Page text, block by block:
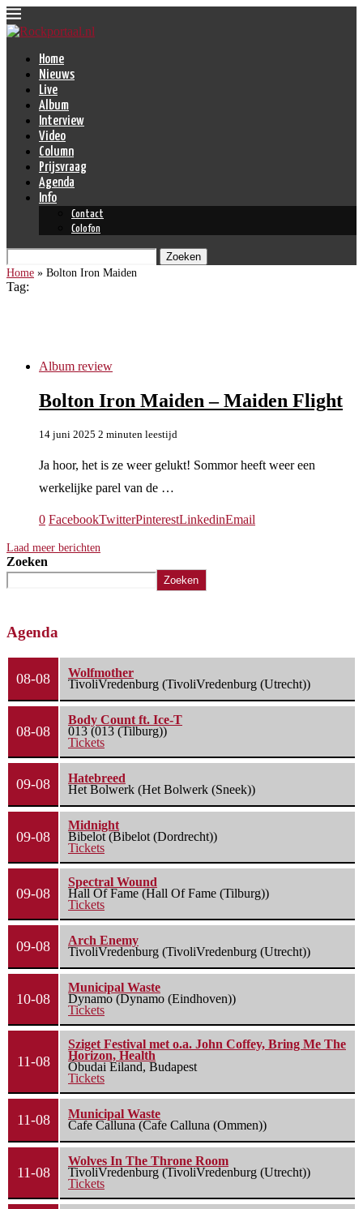
Home
Nieuws
Live
Album
Interview
Video
Column
Prijsvraag
Agenda
Info
Contact
Colofon
Zoeken
Home » Bolton Iron Maiden
Tag:
Album review
Bolton Iron Maiden – Maiden Flight
14 juni 2025 2 minuten leestijd
Ja hoor, het is ze weer gelukt! Sommor heeft weer een
werkelijke parel van de …
0 FacebookTwitterPinterestLinkedinEmail
Laad meer berichten
Zoeken
Zoeken
Agenda
08-08
Wolfmother
TivoliVredenburg (TivoliVredenburg (Utrecht))
08-08
Body Count ft. Ice-T
013 (013 (Tilburg))
Tickets
09-08
Hatebreed
Het Bolwerk (Het Bolwerk (Sneek))
09-08
Midnight
Bibelot (Bibelot (Dordrecht))
Tickets
09-08
Spectral Wound
Hall Of Fame (Hall Of Fame (Tilburg))
Tickets
09-08
Arch Enemy
TivoliVredenburg (TivoliVredenburg (Utrecht))
10-08
Municipal Waste
Dynamo (Dynamo (Eindhoven))
Tickets
11-08
Sziget Festival met o.a. John Coffey, Bring Me The
Horizon, Health
Óbudai Eiland, Budapest
Tickets
11-08
Municipal Waste
Cafe Calluna (Cafe Calluna (Ommen))
11-08
Wolves In The Throne Room
TivoliVredenburg (TivoliVredenburg (Utrecht))
Tickets